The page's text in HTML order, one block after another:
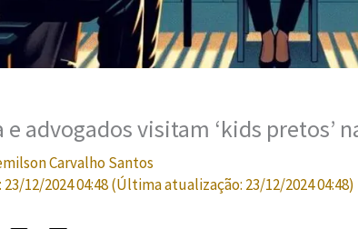
e advogados visitam ‘kids pretos’
Carvalho Santos
23/12/2024 04:48(Última atualização: 23/12/2024 04:48)